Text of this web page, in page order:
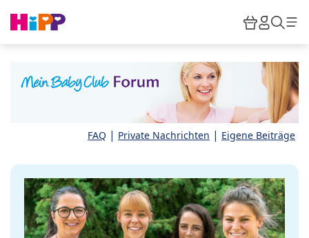
HiPP
FAQ | Private Nachrichten | Eigene Beiträge